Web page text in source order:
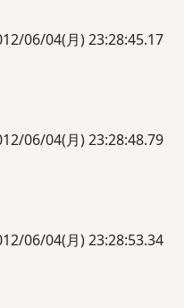
06/04(月) 23:28:45.17
06/04(月) 23:28:48.79
06/04(月) 23:28:53.34